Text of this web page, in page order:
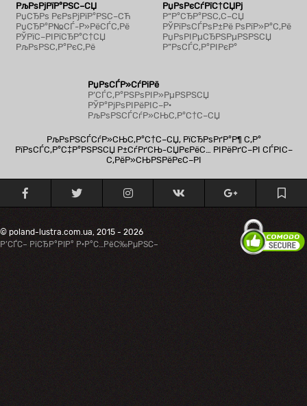
РљРѕРјРїР°РЅС–СЏ
РџСЂРѕ РєРѕРјРїР°РЅС–СЋ
РџСЂР°Р№СЃ-Р»РёСЃС‚Рё
РЎРїС–РІРїСЂР°С†СЏ
РљРѕРЅС‚Р°РєС‚Рё
РџРѕРєСѓРїС†СЏРј
Р“Р°СЂР°РЅС‚С–СЏ
РЎРїРѕСЃРѕР±Рё РѕРїР»Р°С‚Рё
РџРѕРІРµСЂРЅРµРЅРЅСЏ
Р”РѕСЃС‚Р°РІРєР°
РџРѕСЃР»СѓРіРё
Р’СЃС‚Р°РЅРѕРІР»РµРЅРЅСЏ
РЎР°РјРѕРІРёРІС–Р·
РљРѕРЅСЃСѓР»СЊС‚Р°С†С–СЏ
РљРѕРЅСЃСѓР»СЊС‚Р°С†С–СЏ, РїСЂРѕРґР°Р¶ С‚Р°
РїРѕСЃС‚Р°С‡Р°РЅРЅСЏ Р±СѓРґСЊ-СЏРєРёС… РІРёРґС–РІ СЃРІС–
С‚РёР»СЊРЅРёРєС–РІ
© poland-lustra.com.ua, 2015 - 2026
Р’СЃС– РїСЂР°РІР° Р·Р°С…РёС‰РµРЅС–